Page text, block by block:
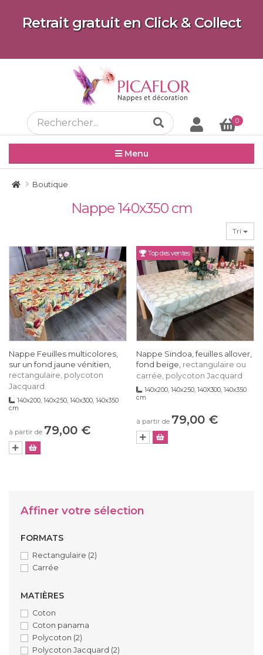
Retrait gratuit en Click & Collect
0
Menu
Boutique
Nappe 140x350 cm
Tri
Nappe Feuilles multicolores,
sur un fond jaune vénitien,
rectangulaire, polycoton
Jacquard
140x200, 140x250, 140x300, 140x350
cm
à partir de 79,00 €
Top des ventes
Nappe Sindoa, feuilles allover,
fond beige, rectangulaire ou
carrée, polycoton Jacquard
140x200, 140x250, 140X300, 140x350
cm
à partir de 79,00 €
Affiner votre sélection
FORMATS
Rectangulaire (2)
Carrée
MATIÈRES
Coton
Coton panama
Polycoton (2)
Polycoton Jacquard (2)